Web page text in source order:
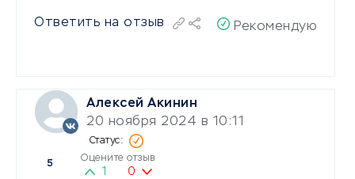
Ответить на отзыв Рекомендую
Алексей Акинин
20 ноября 2024 в 10:11
5
Оцените отзыв
1 0